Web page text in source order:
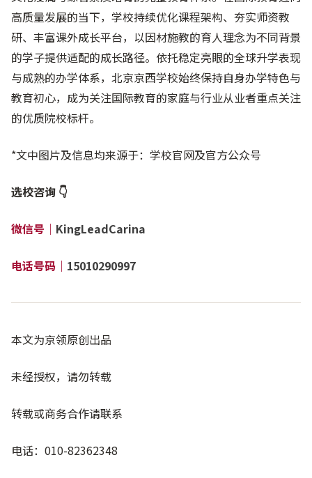
高质量发展的当下，学校持续优化课程架构、夯实师资教
研、丰富课外成长平台，以因材施教的育人理念为不同背景
的学子提供适配的成长路径。依托稳定亮眼的全球升学表现
与成熟的办学体系，北京京西学校始终保持自身办学特色与
教育初心，成为关注国际教育的家庭与行业从业者重点关注
的优质院校标杆。
*文中图片及信息均来源于：学校官网及官方公众号
选校咨询 👇
微信号 ｜ KingLeadCarina
电话号码｜ 15010290997
本文为京领原创出品
未经授权，请勿转载
转载或商务合作请联系
电话：010-82362348